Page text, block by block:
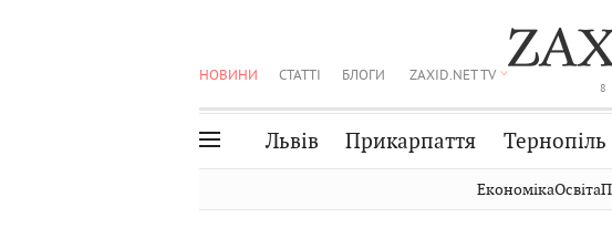
8
НОВИНИ СТАТТІ БЛОГИ ZAXID.NET TV
Львів Прикарпаття Тернопіль
Стрий
ЕкономікаОсвіта